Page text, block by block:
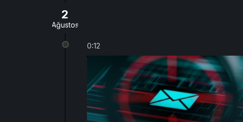
2
Ağustos
0:12